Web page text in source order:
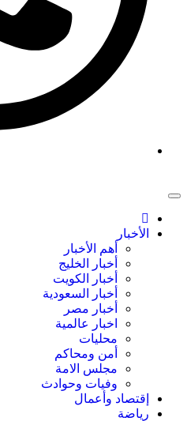
الأخبار
أهم الأخبار
أخبار الخليج
أخبار الكويت
أخبار السعودية
أخبار مصر
اخبار عالمية
محليات
أمن ومحاكم
مجلس الامة
وفيات وحوادث
إقتصاد وأعمال
رياضة